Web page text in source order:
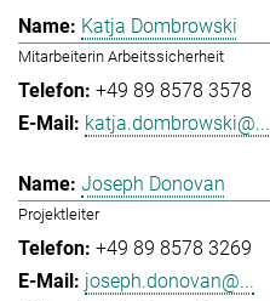
Katja Dombrowski
Mitarbeiterin Arbeitssicherheit
+49 89 8578 3578
katja.dombrowski@...
Joseph Donovan
Projektleiter
+49 89 8578 3269
joseph.donovan@...